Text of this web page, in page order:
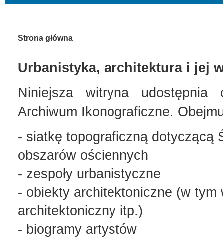
Strona główna
Urbanistyka, architektura i jej
Niniejsza witryna
Archiwum Ikonograficzne.
- siatkę topograficzną dotyczącą
obszarów ościennych
- zespoły urbanistyczne
- obiekty architektoniczne (w
architektoniczny itp.)
- biogramy artystów